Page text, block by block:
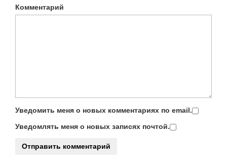
Комментарий
Уведомить меня о новых комментариях по email.
Уведомлять меня о новых записях почтой.